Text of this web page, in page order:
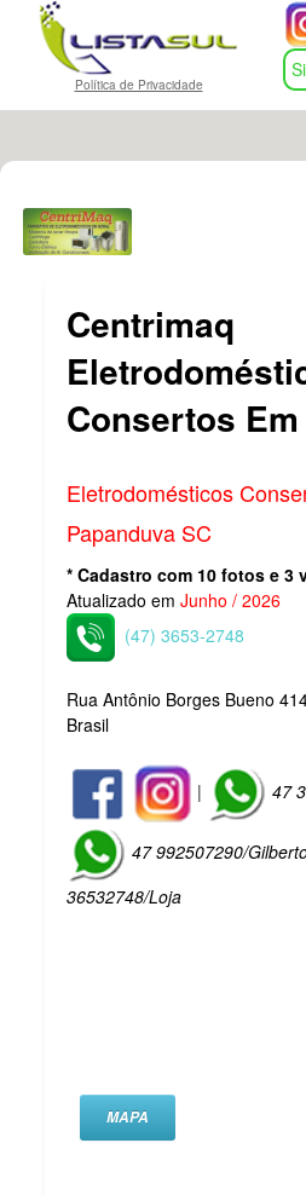
Política de Privacidade
BUSCA POR ASSUNTO
LOGIN
Centrimaq
Consertos
Eletrodomésticos
Papanduva SC
* Cadastro com 10 fotos e 3
Atualizado em Junho / 2026
(47) 3653-2748
Rua Antônio Borges Bueno
Brasil
| 47
47 992507290/
36532748/Loja
MAPA